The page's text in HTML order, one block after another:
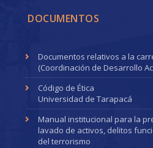
DOCUMENTOS
Documentos relativos a la
(Coordinación de Desarrollo
Código de Ética
Universidad de Tarapacá
Manual institucional para la
lavado de activos, delitos
del terrorismo